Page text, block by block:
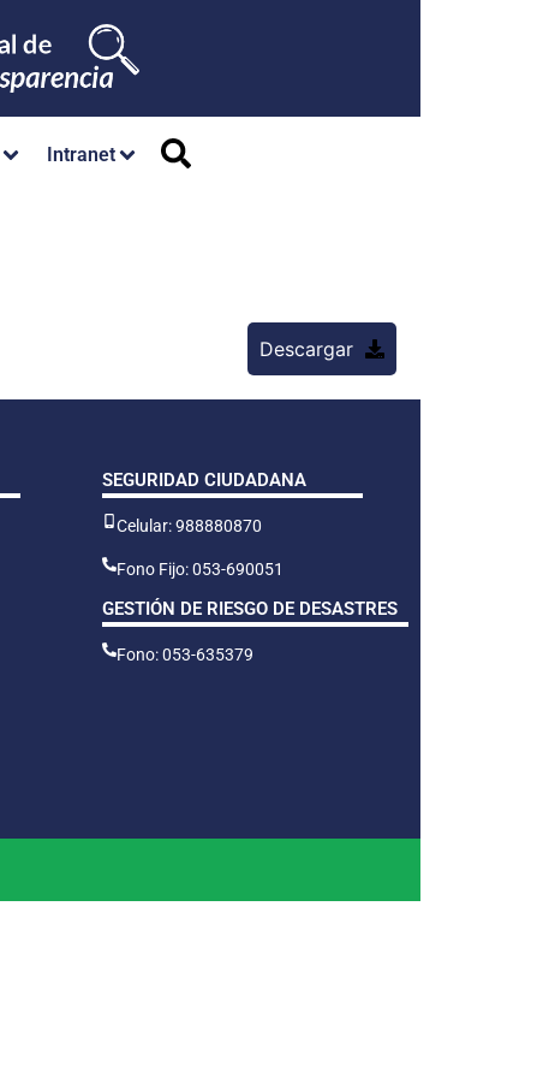
Intranet
Descargar
SEGURIDAD CIUDADANA
Celular: 988880870
Fono Fijo: 053-690051
GESTIÓN DE RIESGO DE DESASTRES
Fono: 053-635379